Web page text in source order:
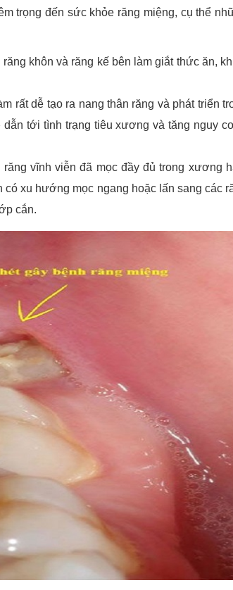
trọng đến sức khỏe răng miệng, cụ thể
khôn và răng kế bên làm giắt thức ăn,
rất dễ tạo ra nang thân răng và phát triển
tới tình trạng tiêu xương và tăng nguy
vĩnh viễn đã mọc đầy đủ trong xương
có xu hướng mọc ngang hoặc lấn sang các
cắn.